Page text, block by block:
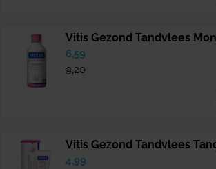
Vitis Gezond Tandvlees
Verkoopprijs
6,59
Normale
prijs
9,20
Vitis Gezond Tandvlees
Verkoopprijs
4,99
Normale